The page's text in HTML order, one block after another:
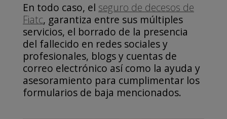
En todo caso, el seguro de decesos de
Fiatc, garantiza entre sus múltiples
servicios, el borrado de la presencia
del fallecido en redes sociales y
profesionales, blogs y cuentas de
correo electrónico así como la ayuda y
asesoramiento para cumplimentar los
formularios de baja mencionados.